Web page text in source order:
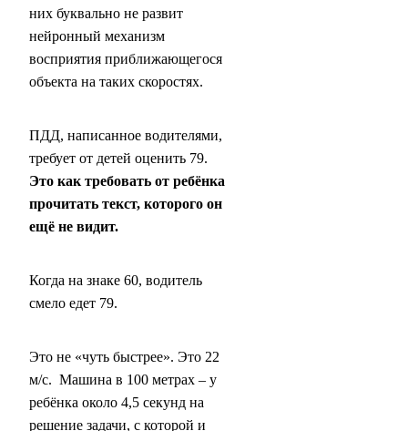
них буквально не развит
нейронный механизм
восприятия приближающегося
объекта на таких скоростях.
ПДД, написанное водителями,
требует от детей оценить 79.
Это как требовать от ребёнка
прочитать текст, которого он
ещё не видит.
Когда на знаке 60, водитель
смело едет 79.
Это не «чуть быстрее». Это 22
м/с. Машина в 100 метрах – у
ребёнка около 4,5 секунд на
решение задачи, с которой и